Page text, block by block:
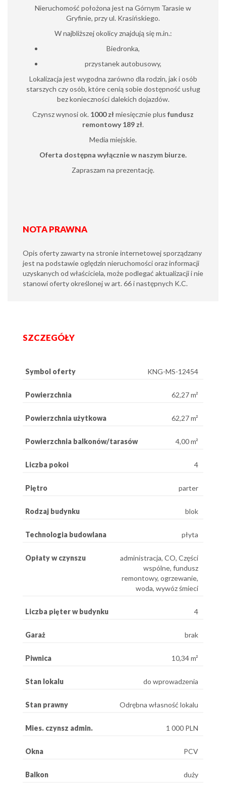
Nieruchomość położona jest na Górnym Tarasie w
Gryfinie, przy ul. Krasińskiego.
W najbliższej okolicy znajdują się m.in.:
Biedronka,
przystanek autobusowy,
Lokalizacja jest wygodna zarówno dla rodzin, jak i osób
starszych czy osób, które cenią sobie dostępność usług
bez konieczności dalekich dojazdów.
Czynsz wynosi ok. 1000 złmiesięcznie plus fundusz
remontowy 189 zł.
Media miejskie.
Oferta dostępna wyłącznie w naszym biurze.
Zapraszam na prezentację.
NOTA PRAWNA
Opis oferty zawarty na stronie internetowej sporządzany
jest na podstawie oględzin nieruchomości oraz informacji
uzyskanych od właściciela, może podlegać aktualizacji i nie
stanowi oferty określonej w art. 66 i następnych K.C.
SZCZEGÓŁY
Symbol oferty KNG-MS-12454
Powierzchnia 62,27 m²
Powierzchnia użytkowa 62,27 m²
Powierzchnia balkonów/tarasów 4,00 m²
Liczba pokoi 4
Piętro parter
Rodzaj budynku blok
Technologia budowlana płyta
Opłaty w czynszu
administracja, CO, Części
wspólne, fundusz
remontowy, ogrzewanie,
woda, wywóz śmieci
Liczba pięter w budynku 4
Garaż brak
Piwnica 10,34 m²
Stan lokalu do wprowadzenia
Stan prawny Odrębna własność lokalu
Mies. czynsz admin. 1 000 PLN
Okna PCV
Balkon duży